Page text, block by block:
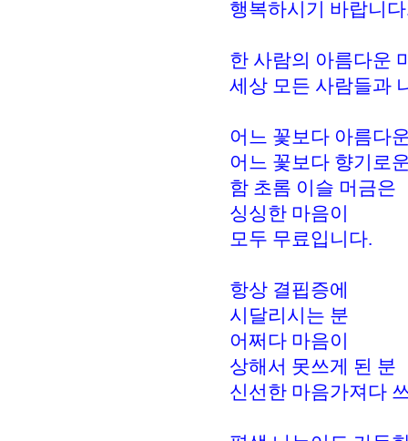
행복하시기 바랍니
한 사람의 아름다운
세상 모든 사람들과
어느 꽃보다 아름다
어느 꽃보다 향기로
함 초롬 이슬 머금은
싱싱한 마음이
모두 무료입니다.
항상 결핍증에
시달리시는 분
어쩌다 마음이
상해서 못쓰게 된 분
신선한 마음가져다